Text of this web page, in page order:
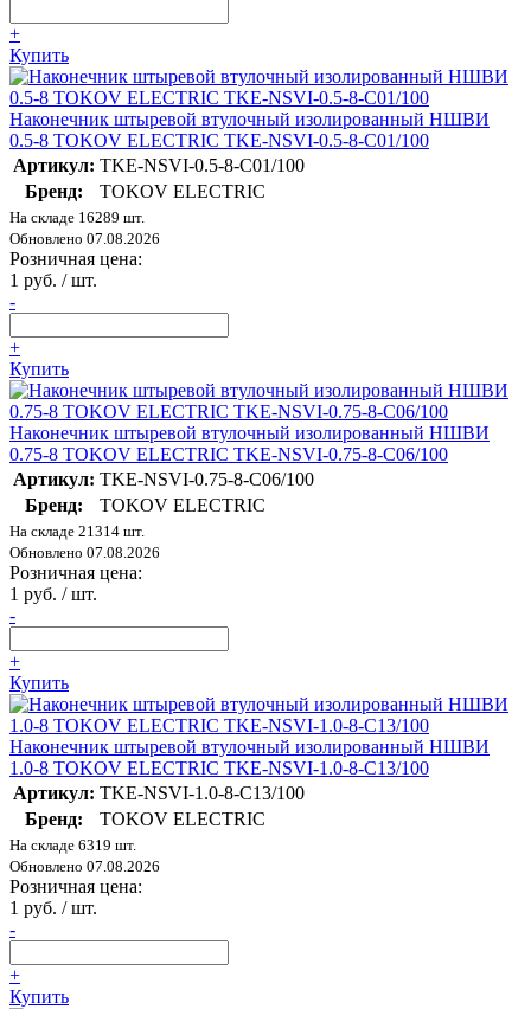
+
Купить
Наконечник штыревой втулочный изолированный НШВИ
0.5-8 TOKOV ELECTRIC TKE-NSVI-0.5-8-C01/100
Артикул: TKE-NSVI-0.5-8-C01/100
Бренд:
TOKOV ELECTRIC
На складе 16289 шт.
Обновлено 07.08.2026
Розничная цена:
1 руб. / шт.
-
+
Купить
Наконечник штыревой втулочный изолированный НШВИ
0.75-8 TOKOV ELECTRIC TKE-NSVI-0.75-8-C06/100
Артикул: TKE-NSVI-0.75-8-C06/100
Бренд:
TOKOV ELECTRIC
На складе 21314 шт.
Обновлено 07.08.2026
Розничная цена:
1 руб. / шт.
-
+
Купить
Наконечник штыревой втулочный изолированный НШВИ
1.0-8 TOKOV ELECTRIC TKE-NSVI-1.0-8-C13/100
Артикул: TKE-NSVI-1.0-8-C13/100
Бренд:
TOKOV ELECTRIC
На складе 6319 шт.
Обновлено 07.08.2026
Розничная цена:
1 руб. / шт.
-
+
Купить